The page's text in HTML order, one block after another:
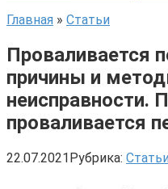
Главная » Статьи
Проваливается
причины и
неисправности.
проваливается
22.07.2021Рубрика: